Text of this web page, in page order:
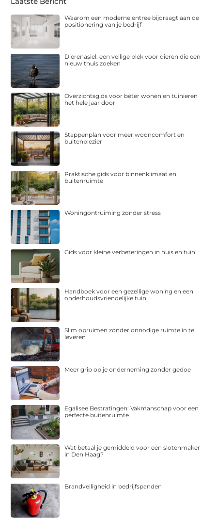
Waarom een moderne entree bijdraagt aan de
positionering van je bedrijf
Dierenasiel: een veilige plek voor dieren die een
nieuw thuis zoeken
Overzichtsgids voor beter wonen en tuinieren
het hele jaar door
Stappenplan voor meer wooncomfort en
buitenplezier
Praktische gids voor binnenklimaat en
buitenruimte
Woningontruiming zonder stress
Gids voor kleine verbeteringen in huis en tuin
Handboek voor een gezellige woning en een
onderhoudsvriendelijke tuin
Slim opruimen zonder onnodige ruimte in te
leveren
Meer grip op je onderneming zonder gedoe
Egalisee Bestratingen: Vakmanschap voor een
perfecte buitenruimte
Wat betaal je gemiddeld voor een slotenmaker
in Den Haag?
Brandveiligheid in bedrijfspanden